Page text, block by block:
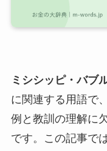
ミシシッピ・バブ
に関連する用語で
例と教訓の理解に
です。この記事で